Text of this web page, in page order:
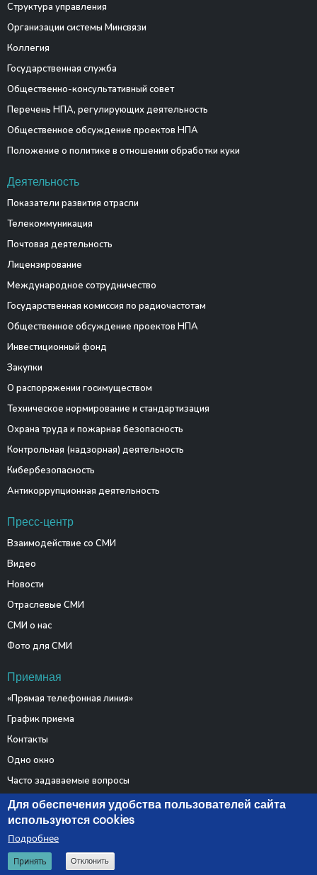
Структура управления
Организации системы Минсвязи
Коллегия
Государственная служба
Общественно-консультативный совет
Перечень НПА, регулирующих деятельность
Общественное обсуждение проектов НПА
Положение о политике в отношении обработки куки
Деятельность
Показатели развития отрасли
Телекоммуникация
Почтовая деятельность
Лицензирование
Международное сотрудничество
Государственная комиссия по радиочастотам
Общественное обсуждение проектов НПА
Инвестиционный фонд
Закупки
О распоряжении госимуществом
Техническое нормирование и стандартизация
Охрана труда и пожарная безопасность
Контрольная (надзорная) деятельность
Кибербезопасность
Антикоррупционная деятельность
Пресс-центр
Взаимодействие со СМИ
Видео
Новости
Отраслевые СМИ
СМИ о нас
Фото для СМИ
Приемная
«Прямая телефонная линия»
График приема
Контакты
Одно окно
Часто задаваемые вопросы
Электронные обращения
© 2026 Министерство связи и информатизации Республики
Для обеспечения удобства пользователей сайта
используются cookies
Подробнее
Принять Отклонить